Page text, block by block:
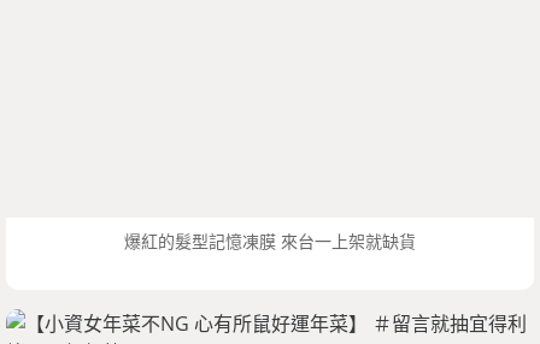
爆紅的髮型記憶凍膜 來台一上架就缺貨